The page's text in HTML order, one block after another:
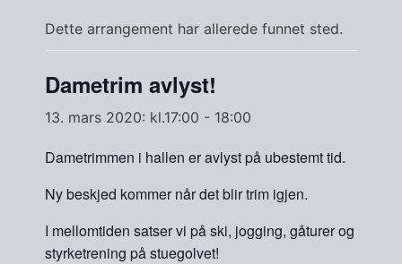
Dette arrangement har allerede funnet sted.
Dametrim avlyst!
13. mars 2020: kl.17:00 - 18:00
Dametrimmen i hallen er avlyst på ubestemt tid.
Ny beskjed kommer når det blir trim igjen.
I mellomtiden satser vi på ski, jogging, gåturer og
styrketrening på stuegolvet!